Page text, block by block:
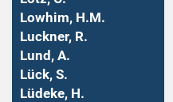
Lowhim, H.M.
Luckner, R.
Lund, A.
Lück, S.
Lüdeke, H.